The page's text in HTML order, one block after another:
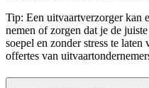
Tip: Een uitvaartverzorger kan
nemen of zorgen dat je de
soepel en zonder stress te
offertes van